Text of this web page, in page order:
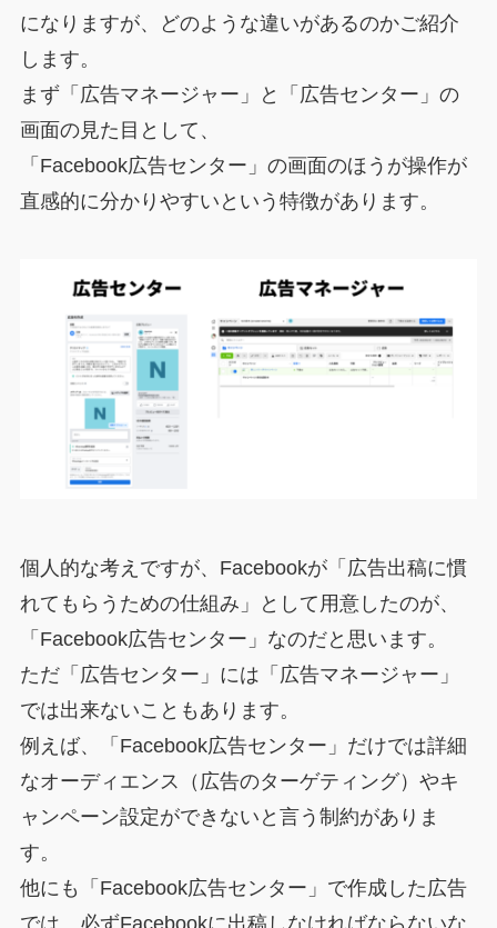
になりますが、どのような違いがあるのかご紹介
します。
まず「広告マネージャー」と「広告センター」の
画面の見た目として、
「Facebook広告センター」の画面のほうが操作が
直感的に分かりやすいという特徴があります。
個人的な考えですが、Facebookが「広告出稿に慣
れてもらうための仕組み」として用意したのが、
「Facebook広告センター」なのだと思います。
ただ「広告センター」には「広告マネージャー」
では出来ないこともあります。
例えば、「Facebook広告センター」だけでは詳細
なオーディエンス（広告のターゲティング）やキ
ャンペーン設定ができないと言う制約がありま
す。
他にも「Facebook広告センター」で作成した広告
では、必ずFacebookに出稿しなければならないな